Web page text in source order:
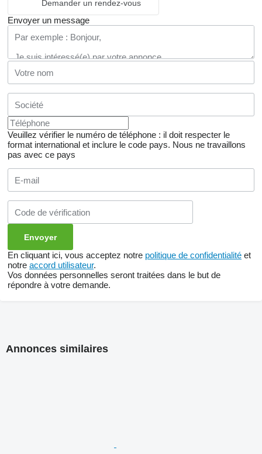
Demander un rendez-vous
Envoyer un message
Veuillez vérifier le numéro de téléphone : il doit respecter le
format international et inclure le code pays. Nous ne travaillons
pas avec ce pays
En cliquant ici, vous acceptez notre politique de confidentialité et
notre accord utilisateur.
Vos données personnelles seront traitées dans le but de
répondre à votre demande.
Annonces similaires